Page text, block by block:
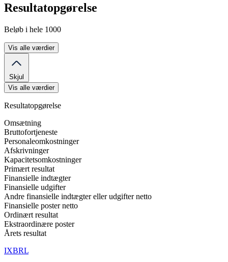
Resultatopgørelse
Beløb i hele 1000
Vis alle værdier
Skjul
Vis alle værdier
Resultatopgørelse
Omsætning
Bruttofortjeneste
Personaleomkostninger
Afskrivninger
Kapacitetsomkostninger
Primært resultat
Finansielle indtægter
Finansielle udgifter
Andre finansielle indtægter eller udgifter netto
Finansielle poster netto
Ordinært resultat
Ekstraordinære poster
Årets resultat
IXBRL